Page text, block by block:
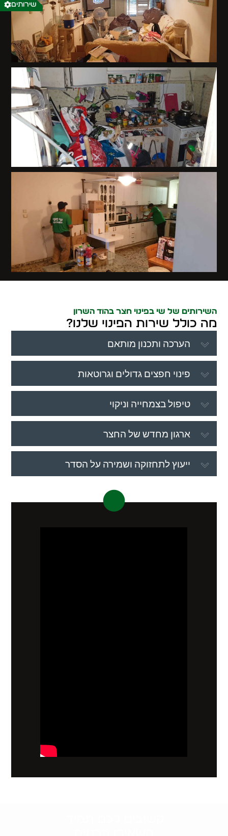
השירותים של שי בפינוי חצר בהוד השרון
מה כולל שירות הפינוי שלנו?
הערכה ותכנון מותאם
פינוי חפצים גדולים וגרוטאות
טיפול בצמחייה וניקוי
ארגון מחדש של החצר
ייעוץ לתחזוקה ושמירה על הסדר
שירותים